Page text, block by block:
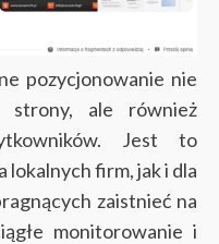
pozycjonowanie nie
strony, ale również
Jest to
firm, jak i dla
zaistnieć na
monitorowanie i